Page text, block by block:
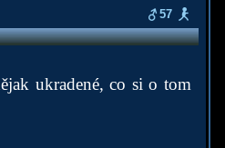
57
ukradené, co si o tom